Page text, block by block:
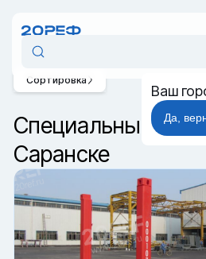
Ваш
Да,
Специальные
Саранске
Сортировка